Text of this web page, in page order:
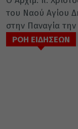
του Ναού Αγίου
στην Παναγία
ΡΟΗ ΕΙΔΗΣΕΩΝ